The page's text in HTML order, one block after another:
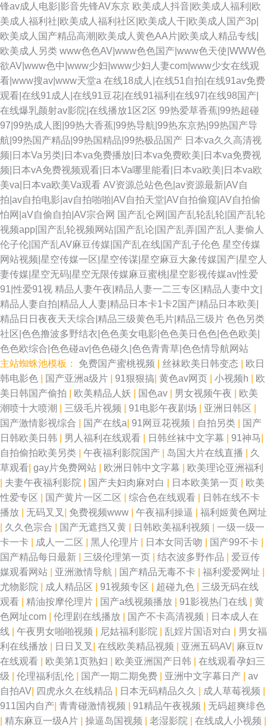
锋av成人电影|影音先锋AV东京 欧美成人抖音|欧美成人福利|欧
美成人福利社|欧美成人福利社区|欧美成人干|欧美成人国产3p|
欧美成人国产精品高潮|欧美成人黄色AA片|欧美成人精品专线|
欧美成人另类 www色色AV|www色色国产|www色天使|WWW色
欲AV|www色中|www少妇|www少妇人妻com|www少女在线观
看|www搜av|www天堂a 在线18成人|在线51自拍|在线91av免费
观看|在线91成人|在线91豆花|在线91福利|在线97|在线98国产|
在线爆乳颜射av影院|在线播放1区2区 99热爱草香蕉|99热超碰
97|99热成人图|99热大香蕉|99热导航|99热东京热|99热国产导
航|99热国产精品|99热国精品|99热极品国产 日本va久久高清视
频|日本Va另类|日本va免费播放|日本va免费欧美|日本va免费视
频|日本vA免费视频观看|日本Va哪里能看|日本va欧美|日本va欧
美va|日本va欧美Va观看 AV资源总站色色|av资源最新|AV自
拍|av自拍电影|av自拍啪啪|AV自拍天堂|AV自拍偷窥|AV自拍偷
怕网|aV自偷自拍|AV宗合网 国产乱仑网|国产乱轮乱轮|国产乱轮
视频app|国产乱轮视频网站|国产乱论|国产乱弄|国产乱人妻偷人
伦子伦|国产乱AV麻豆传媒|国产乱在线|国产乱子伦色 星空传媒
网站视频|星空传媒一区|星空传谋|星空麻豆大象传媒国产|星空人
妻传媒|星空无码|星空无限传媒麻豆蜜桃|星空影视传媒av|性爱
91|性爱91视 精品人妻午夜|精品人妻一二三专区|精品人妻中文|
精品人妻自拍|精品人人妻|精品日本卡1卡2国产|精品日本欧美|
精品日日夜夜天天综合|精品三级黄色毛片|精品三级片 色色另类
社区|色色撸波多野结衣|色色美女电影|色色美日色色|色色欧美|
色色欧综合|色色碰av|色色碰久|色色青青草|色色情导航网站
主站蜘蛛池模板： 免费国产蜜桃视频 丝袜欧美日韩变态
欧日
韩电影色
国产亚洲a级片 91狠狠搞 黄色av网页 小视频h
欧
美日韩国产偷拍
欧美精品人妖 国色av 男女视频午夜
欧美
潮喷十大喷潮
三级毛片视频 91电影午夜剧场 亚洲日韩区
国产激情影视综合
国产在线a 91网豆花视频 自拍另类
国产
日韩欧美日韩
男人福利在线观看 日韩丝袜中文字幕 91神马
自拍偷拍欧美另类
午夜福利影院国产 岛国大片在线直播
久
草观看 gay片免费网站 欧洲日韩中文字幕
欧美理论亚洲福利
夫妻午夜福利影院 国产夫妇肉麻对白 日本欧美第一页
欧美
性爱专区
国产黄片一区二区 综合色在线观看
日韩在线不卡
播放
无码叉叉 免费视频www 午夜福利操逼
福利姬黄色网址
久久色宗合 国产无遮挡又黄 日韩欧美福利视频
一级一级一
卡一卡
成人一二区 黑人伦理片 日本女同舌吻 国产99不卡
国产精品每日最新
三级伦理第一页 结衣波多野作品
爱豆传
媒观看网站
亚洲激情导航 国产精品无毒不卡 福利爱爱网址
尤物影院
成人精品区 91视频专区 超碰九色
三级无码在线
观看
精油按摩伦理片 国产a线视频播放 91影视热门在线
黄
色网址com
伦理剧在线播放 国产不卡高清视频
日本成人在
线
午夜男女啪啪视频 尼姑福利影院 乱婬片国语对白
男女福
利在线播放
日日叉叉 在线欧美精品视频 亚洲五码AV 麻豆tv
在线观看
欧美第1页熟妇 欧美亚洲国产日韩
在线观看孕妇三
级
伦理福利乱伦 国产一期二期免费 亚洲中文字幕日产
av
自拍AV
四虎永久在线精品 日本无码精品久久 成人草莓视频
911国内自产 青青碰激情视频 91精品午夜视频
无码超爽绯色
精东麻豆一级A片 操逼岛国视频 老湿影院 在线成人小视频